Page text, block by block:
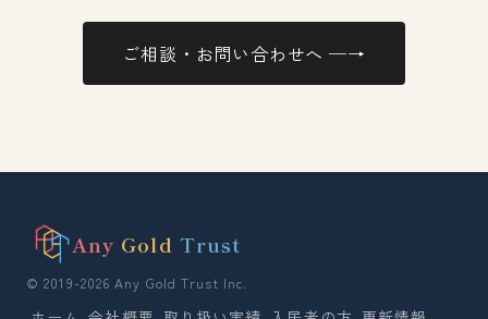
ご相談・お問い合わせへ ─→
Any Gold Trust
© 2019-2026 Any Gold Trust Inc.